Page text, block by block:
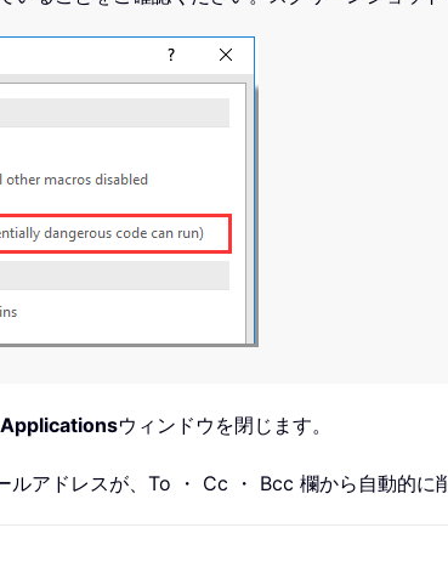
ウィンドウを閉じます。
アドレスが、To ・ Cc ・ Bcc 欄から自動的に